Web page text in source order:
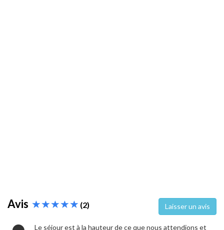
Avis (2) Laisser un avis
Le séjour est à la hauteur de ce que nous attendions et